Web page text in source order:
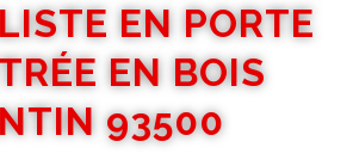
EN PORTE
EN BOIS
93500